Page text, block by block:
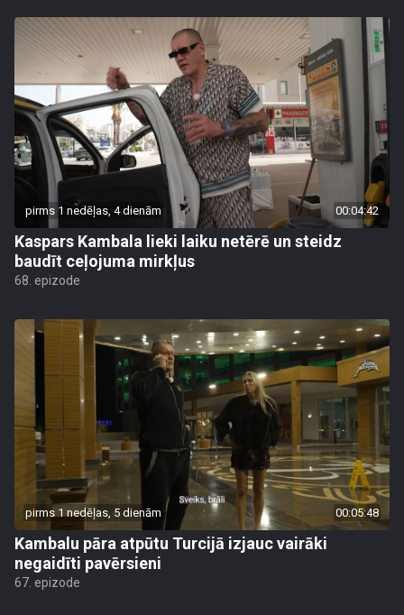
pirms 1 nedēļas, 4 dienām 00:04:42
Kaspars Kambala lieki laiku netērē un steidz
baudīt ceļojuma mirkļus
68. epizode
pirms 1 nedēļas, 5 dienām 00:05:48
Kambalu pāra atpūtu Turcijā izjauc vairāki
negaidīti pavērsieni
67. epizode